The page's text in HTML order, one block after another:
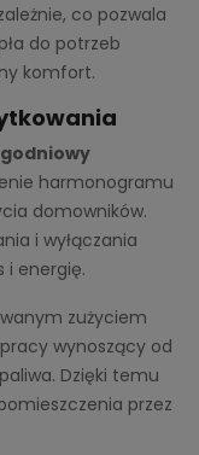
co pozwala
do potrzeb
komfort.
harmonogramu
domowników.
i wyłączania
i energię.
zużyciem
wynoszący od
Dzięki temu
przez